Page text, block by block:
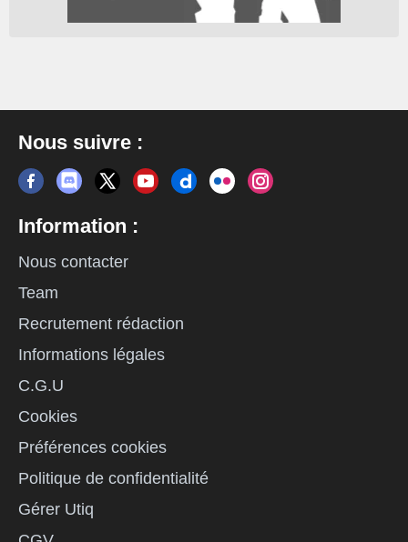
Nous suivre :
Information :
Nous contacter
Team
Recrutement rédaction
Informations légales
C.G.U
Cookies
Préférences cookies
Politique de confidentialité
Gérer Utiq